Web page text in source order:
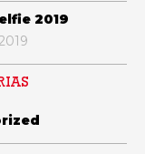
2019